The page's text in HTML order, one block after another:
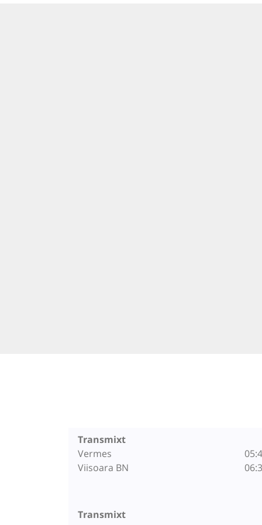
Transmixt
Vermes
Viisoara BN
Transmixt